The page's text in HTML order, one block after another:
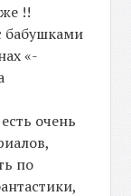
!!
бабушками
«-
очень
по